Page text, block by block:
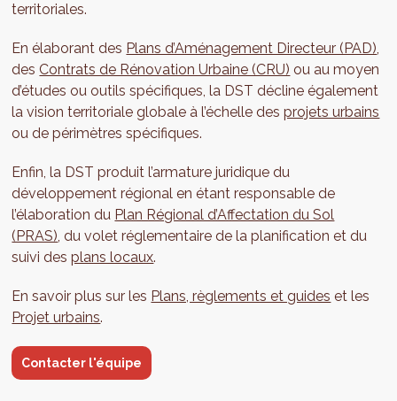
territoriales.
En élaborant des Plans d’Aménagement Directeur (PAD),
desContrats de Rénovation Urbaine (CRU) ou au moyen
d’études ou outils spécifiques, la DST décline également
la vision territoriale globale à l’échelle desprojets urbains
ou de périmètres spécifiques.
Enfin, la DST produit l’armature juridique du
développement régional en étant responsable de
l’élaboration du Plan Régional d’Affectation du Sol
(PRAS), du volet réglementaire de la planification et du
suivi desplans locaux.
En savoir plus sur les Plans, règlements et guides et les
Projet urbains.
Contacter l'équipe